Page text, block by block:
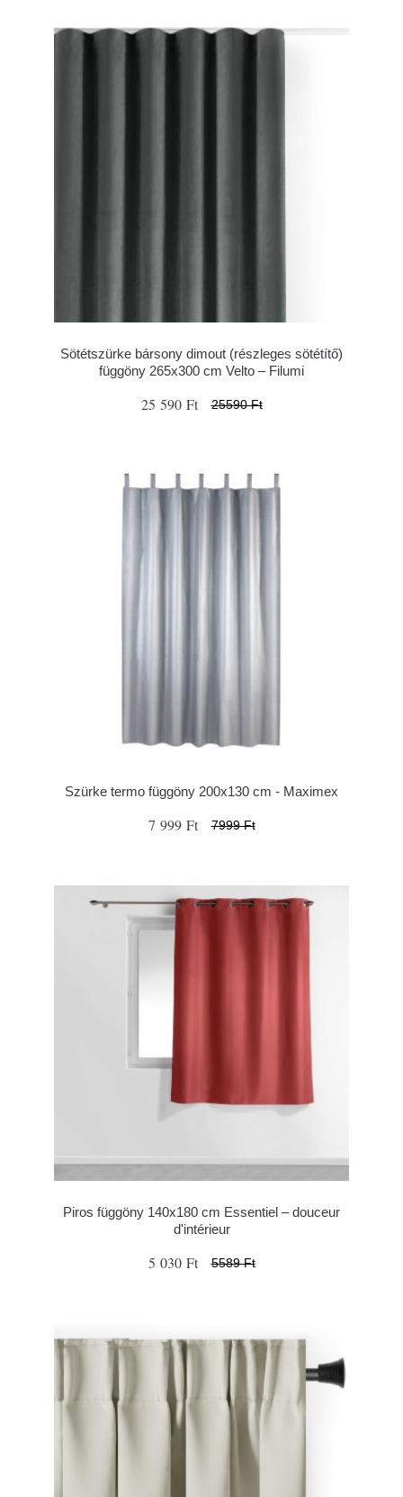
Sötétszürke bársony dimout (részleges sötétítő)
függöny 265x300 cm Velto – Filumi
25 590 Ft 25590 Ft
Szürke termo függöny 200x130 cm - Maximex
7 999 Ft 7999 Ft
Piros függöny 140x180 cm Essentiel – douceur
d'intérieur
5 030 Ft 5589 Ft